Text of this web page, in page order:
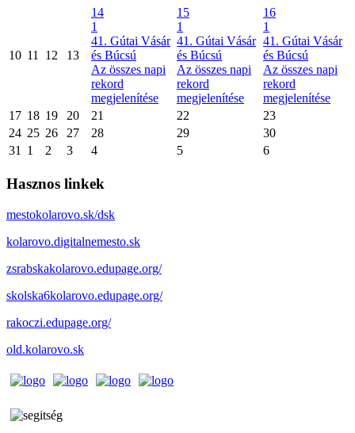
10 11 12 13
14
1
41. Gútai Vásár
és Búcsú
Az összes napi
rekord
megjelenítése
15
1
41. Gútai Vásár
és Búcsú
Az összes napi
rekord
megjelenítése
16
1
41. Gútai Vásár
és Búcsú
Az összes napi
rekord
megjelenítése
17 18 19 20 21 22
23
24 25 26 27 28 29
30
31
1 2 3 4 5 6
Hasznos linkek
mestokolarovo.sk/dsk
kolarovo.digitalnemesto.sk
zsrabskakolarovo.edupage.org/
skolska6kolarovo.edupage.org/
rakoczi.edupage.org/
old.kolarovo.sk